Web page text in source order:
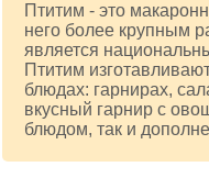
Птитим - это
него более крупным
является
Птитим
блюдах: гарнирах,
вкусный гарнир с
блюдом, так и